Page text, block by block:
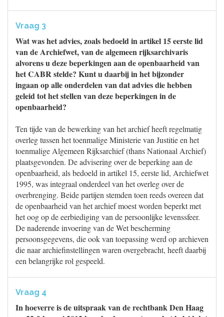
Vraag 3
Wat was het advies, zoals bedoeld in artikel 15 eerste lid
van de Archiefwet, van de algemeen rijksarchivaris
alvorens u deze beperkingen aan de openbaarheid van
het CABR stelde? Kunt u daarbij in het bijzonder
ingaan op alle onderdelen van dat advies die hebben
geleid tot het stellen van deze beperkingen in de
openbaarheid?
Ten tijde van de bewerking van het archief heeft regelmatig
overleg tussen het toenmalige Ministerie van Justitie en het
toenmalige Algemeen Rijksarchief (thans Nationaal Archief)
plaatsgevonden. De advisering over de beperking aan de
openbaarheid, als bedoeld in artikel 15, eerste lid, Archiefwet
1995, was integraal onderdeel van het overleg over de
overbrenging. Beide partijen stemden toen reeds overeen dat
de openbaarheid van het archief moest worden beperkt met
het oog op de eerbiediging van de persoonlijke levenssfeer.
De naderende invoering van de Wet bescherming
persoonsgegevens, die ook van toepassing werd op archieven
die naar archiefinstellingen waren overgebracht, heeft daarbij
een belangrijke rol gespeeld.
Vraag 4
In hoeverre is de uitspraak van de rechtbank Den Haag